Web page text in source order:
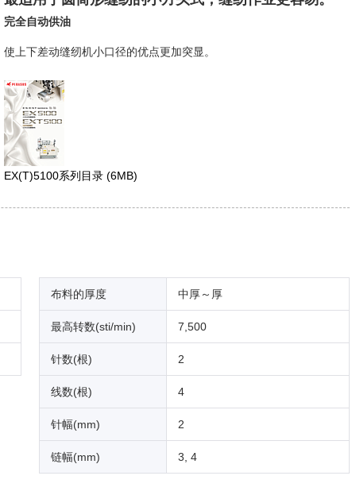
完全自动供油
使上下差动缝纫机小口径的优点更加突显。
EX(T)5100系列目录 (6MB)
布料的厚度 中厚～厚
最高转数(sti/min) 7,500
针数(根) 2
线数(根) 4
针幅(mm) 2
链幅(mm) 3, 4